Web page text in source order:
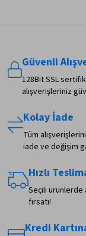
Güvenli
128Bit SSL
alışverişleriniz
Kolay İade
Tüm
iade ve değişim
Hızlı
Seçili ürünlerde
fırsatı!
Kredi